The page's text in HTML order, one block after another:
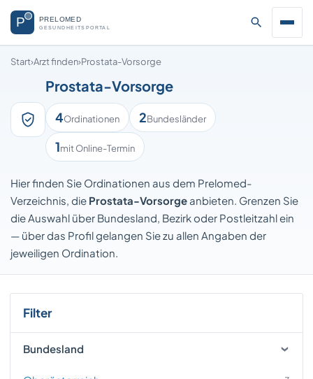
Start›Arzt finden›Prostata-Vorsorge
Prostata-Vorsorge
4Ordinationen 2Bundesländer
1mit Online-Termin
Hier finden Sie Ordinationen aus dem Prelomed-
Verzeichnis, die Prostata-Vorsorge anbieten. Grenzen Sie
die Auswahl über Bundesland, Bezirk oder Postleitzahl ein
— über das Profil gelangen Sie zu allen Angaben der
jeweiligen Ordination.
Filter
Bundesland